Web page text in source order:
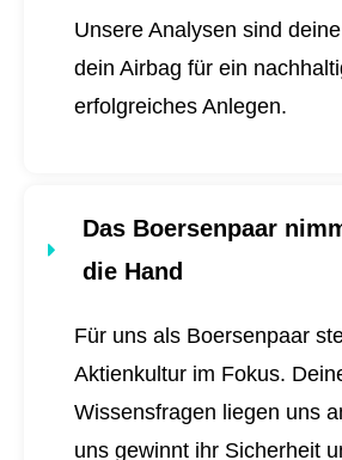
Unsere Analysen sind
dein Airbag für ein
erfolgreiches Anlegen.
Das Boersenpaar
die Hand
Für uns als Boersenpaar
Aktienkultur im Fokus.
Wissensfragen liegen uns
uns gewinnt ihr Sicherheit